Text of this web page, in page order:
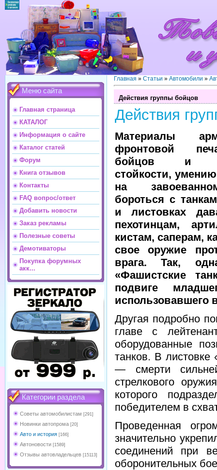
Меню сайта
Главная страница
КАТАЛОГ
Информация о сайте
Каталог статей
Форум
Книга отзывов
Контакты
FAQ вопрос/ответ
Добавить новости
Заказ рекламы
Полезные советы
Демотиваторы
Покупка форумных
акк...
Категории раздела
Советы автомобилистам [291]
Новинки автопрома [20]
Авто и история [166]
Автоновости [1589]
Отзывы автовладельцев [15113]
Главная » Статьи » Автомобили »
Действия группы бойцов
Действия
Материалы
фронтовой
бойцов и
стойкости,
на
бороться с
и листовках
пехотинцам,
кистам, саперам,
свое оружие
врага. Так,
«Фашистские
подвиге
использовавшего
Другая подробно
главе с
оборудованные
танков. В
— смерти
стрелкового
которого
победителем в
Проведенная
значительно
соединений при
оборонительных